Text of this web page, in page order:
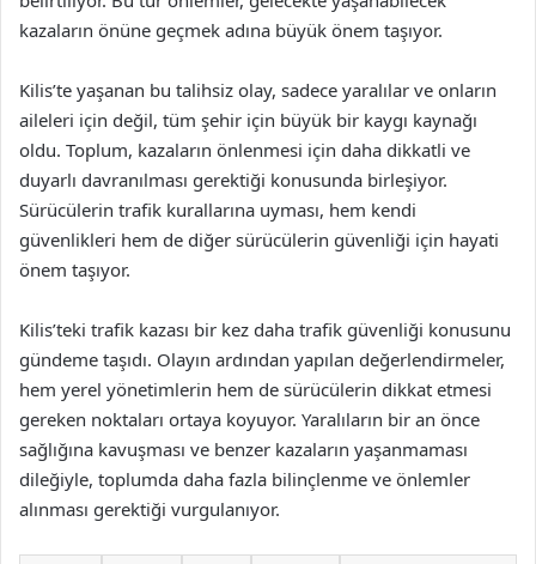
kazaların önüne geçmek adına büyük önem taşıyor.
Kilis’te yaşanan bu talihsiz olay, sadece yaralılar ve onların
aileleri için değil, tüm şehir için büyük bir kaygı kaynağı
oldu. Toplum, kazaların önlenmesi için daha dikkatli ve
duyarlı davranılması gerektiği konusunda birleşiyor.
Sürücülerin trafik kurallarına uyması, hem kendi
güvenlikleri hem de diğer sürücülerin güvenliği için hayati
önem taşıyor.
Kilis’teki trafik kazası bir kez daha trafik güvenliği konusunu
gündeme taşıdı. Olayın ardından yapılan değerlendirmeler,
hem yerel yönetimlerin hem de sürücülerin dikkat etmesi
gereken noktaları ortaya koyuyor. Yaralıların bir an önce
sağlığına kavuşması ve benzer kazaların yaşanmaması
dileğiyle, toplumda daha fazla bilinçlenme ve önlemler
alınması gerektiği vurgulanıyor.